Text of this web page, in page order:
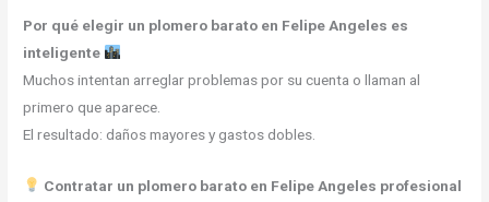
Por qué elegir un plomero barato en Felipe Angeles es
inteligente
Muchos intentan arreglar problemas por su cuenta o llaman al
primero que aparece.
El resultado: daños mayores y gastos dobles.
Contratar un plomero barato en Felipe Angeles profesional